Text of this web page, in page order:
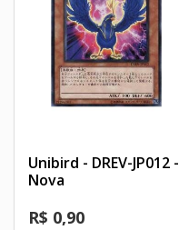
Unibird - DREV-JP012 -
Nova
R$ 0,90